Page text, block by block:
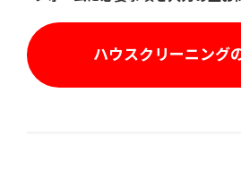
ハウスクリーニング